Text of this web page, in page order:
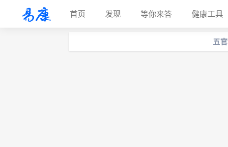
首页 发现 等你来答 健康工具
五